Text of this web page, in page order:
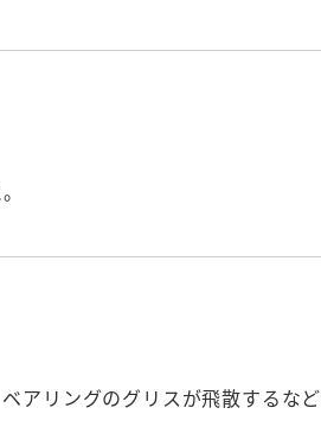
リングのグリスが飛散するな